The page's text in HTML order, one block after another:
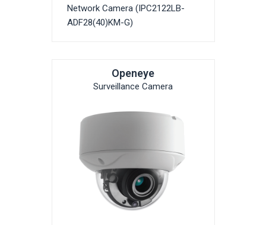
Network Camera (IPC2122LB-
ADF28(40)KM-G)
Openeye
Surveillance Camera